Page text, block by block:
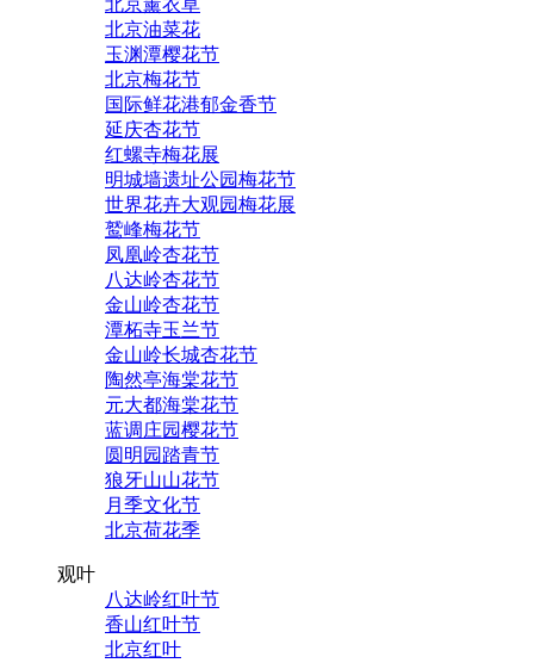
北京薰衣草
北京油菜花
玉渊潭樱花节
北京梅花节
国际鲜花港郁金香节
延庆杏花节
红螺寺梅花展
明城墙遗址公园梅花节
世界花卉大观园梅花展
鹫峰梅花节
凤凰岭杏花节
八达岭杏花节
金山岭杏花节
潭柘寺玉兰节
金山岭长城杏花节
陶然亭海棠花节
元大都海棠花节
蓝调庄园樱花节
圆明园踏青节
狼牙山山花节
月季文化节
北京荷花季
观叶
八达岭红叶节
香山红叶节
北京红叶